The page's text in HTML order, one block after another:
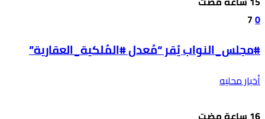
0
7
#مجلس_النواب يُقر “مُعدل #المُلكية_العقارية”
أخبار محليه